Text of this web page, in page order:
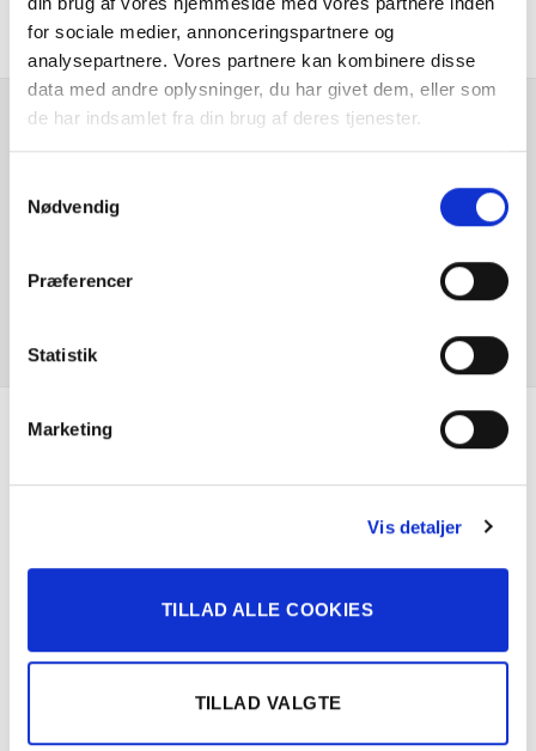
for sociale medier, annonceringspartnere og
analysepartnere. Vores partnere kan kombinere disse
data med andre oplysninger, du har givet dem, eller som
de har indsamlet fra din brug af deres tjenester.
Nødvendig
Præferencer
Statistik
Marketing
Vis detaljer
TILLAD ALLE COOKIES
TILLAD VALGTE
El-foldbare spejle m. varme
El-håndbremse
Elruder for/bag
Isofix
Klimaanlæg
LED forlygter
Multifunktionslæderrat
Musikstreaming via bluetooth
Panoramaglastag
Er du interesseret i
kunder siger